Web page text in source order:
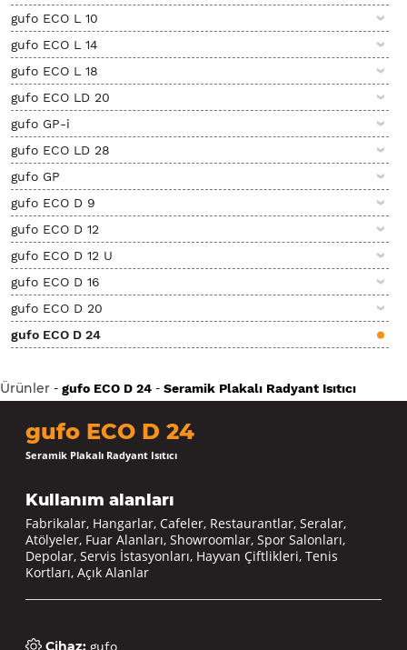
gufo ECO L 10
gufo ECO L 14
gufo ECO L 18
gufo ECO LD 20
gufo GP-i
gufo ECO LD 28
gufo GP
gufo ECO D 9
gufo ECO D 12
gufo ECO D 12 U
gufo ECO D 16
gufo ECO D 20
gufo ECO D 24
Ürünler - gufo ECO D 24 - Seramik Plakalı Radyant Isıtıcı
gufo ECO D 24
Seramik Plakalı Radyant Isıtıcı
Kullanım alanları
Fabrikalar, Hangarlar, Cafeler, Restaurantlar, Seralar,
Atölyeler, Fuar Alanları, Showroomlar, Spor Salonları,
Depolar, Servis İstasyonları, Hayvan Çiftlikleri, Tenis
Kortları, Açık Alanlar
Cihaz: gufo